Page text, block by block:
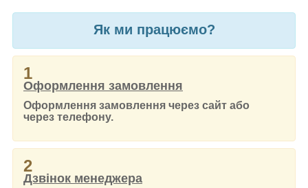
Як ми працюємо?
1
Оформлення замовлення
Оформлення замовлення через сайт або
через телефону.
2
Дзвінок менеджера